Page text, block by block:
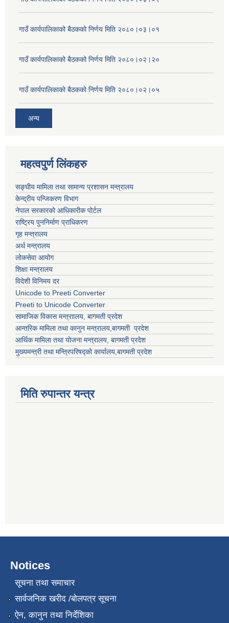
गाउँ कार्यपालिकाको बैठकको निर्णय मिति २०८०।०३।०१
गाउँ कार्यपालिकाको बैठकको निर्णय मिति २०८०।०२।२०
गाउँ कार्यपालिकाको बैठकको निर्णय मिति २०८०।०२।०५
अन्य
महत्वपुर्ण लिंकहरु
सङ्घीय मामिला तथा सामान्य प्रशासन मन्त्रालय
केन्द्रीय पन्जिकरण विभाग
नेपाल सरकारको आधिकारीक पोर्टल
राष्ट्रिय पुननिर्माण प्राधिकरण
गृह मन्त्रालय
अर्थ मन्त्रालय
लोकसेवा आयोग
शिक्षा मन्त्रालय
विदेशी विनिमय दर
Unicode to Preeti Converter
Preeti to Unicode Converter
सामाजिक विकास मन्त्राालय, बागमती प्रदेश
आन्तरिक मामिला तथा कानुन मन्त्रालय,बागमती प्रदेश
आर्थिक मामिला तथा योजना मन्त्रालय, बागमती प्रदेश
मुख्यमन्त्री तथा मन्त्रिपरिषद्को कार्यालय,बागमती प्रदेश
मिति रुपान्तर यन्त्र
Notices
सूचना तथा समाचार
सार्वजनिक खरीद /बोलपत्र सूचना
ऐन, कानुन तथा निर्देशिका